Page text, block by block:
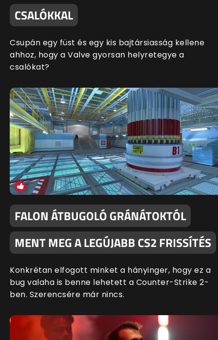
CSALÓKKAL
Csupán egy füst és egy kis bajtársiasság kellene
ahhoz, hogy a Valve gyorsan helyretegye a
csalókat?
FALON ÁTBUGOLÓ GRÁNÁTOKTÓL
MENT MEG A LEGÚJABB CS2 FRISSÍTÉS
Konkrétan elfogott minket a hányinger, hogy ez a
bug valaha is benne lehetett a Counter-Strike 2-
ben. Szerencsére már nincs.